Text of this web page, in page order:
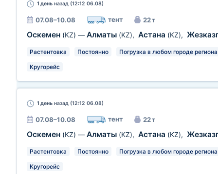
1 день назад (12:12 06.08)
07.08–10.08 тент 22 т
Оскемен (KZ) — Алматы (KZ), Астана (KZ),
Растентовка Постоянно Погрузка в любом городе региона
Кругорейс
1 день назад (12:12 06.08)
07.08–10.08 тент 22 т
Оскемен (KZ) — Алматы (KZ), Астана (KZ),
Растентовка Постоянно Погрузка в любом городе региона
Кругорейс